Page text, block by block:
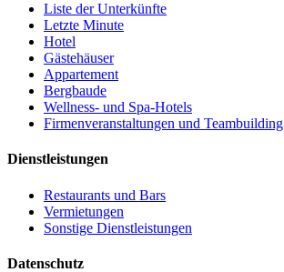
Liste der Unterkünfte
Letzte Minute
Hotel
Gästehäuser
Appartement
Bergbaude
Wellness- und Spa-Hotels
Firmenveranstaltungen und Teambuilding
Dienstleistungen
Restaurants und Bars
Vermietungen
Sonstige Dienstleistungen
Datenschutz